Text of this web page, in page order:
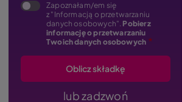
Zapoznałam/em się
z "Informacją o przetwarzaniu
danych osobowych". Pobierz
informację o przetwarzaniu
Twoich danych osobowych
lub zadzwoń